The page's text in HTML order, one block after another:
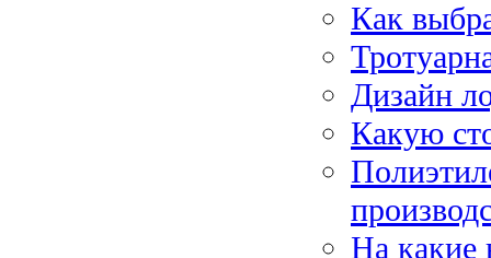
Как
Дизайн
Какую
На какие